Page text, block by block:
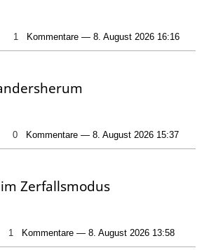
1 Kommentare — 8. August 2026 16:16
0 Kommentare — 8. August 2026 15:37
Zerfallsmodus
1 Kommentare — 8. August 2026 13:58